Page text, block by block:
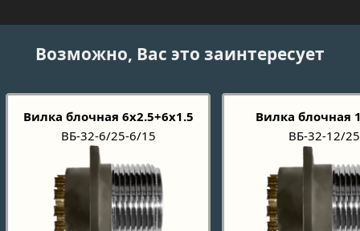
Возможно, Вас это заинтересует
Вилка блочная 6х2.5+6х1.5
ВБ-32-6/25-6/15
Вилка блочная
ВБ-32-12/25